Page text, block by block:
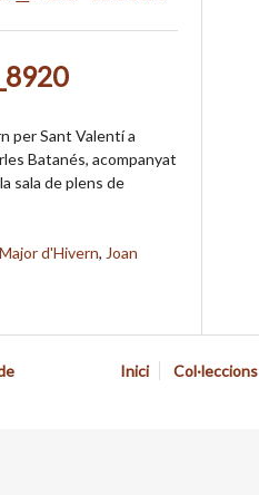
per Sant Valentí a
Batanés, acompanyat
sala de plens de
d'Hivern, Joan
Inici Col·leccions